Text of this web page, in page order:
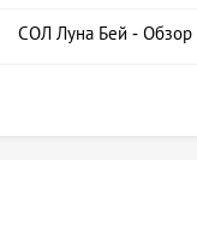
СОЛ Луна Бей - Обзор